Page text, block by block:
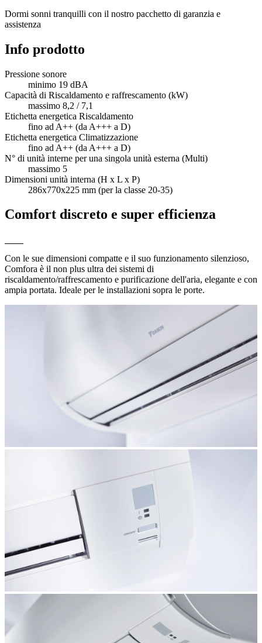
Dormi sonni tranquilli con il nostro pacchetto di garanzia e
assistenza
Info prodotto
Pressione sonore
minimo 19 dBA
Capacità di Riscaldamento e raffrescamento (kW)
massimo 8,2 / 7,1
Etichetta energetica Riscaldamento
fino ad A++ (da A+++ a D)
Etichetta energetica Climatizzazione
fino ad A++ (da A+++ a D)
N° di unità interne per una singola unità esterna (Multi)
massimo 5
Dimensioni unità interna (H x L x P)
286x770x225 mm (per la classe 20-35)
Comfort discreto e super efficienza
Con le sue dimensioni compatte e il suo funzionamento silenzioso,
Comfora è il non plus ultra dei sistemi di
riscaldamento/raffrescamento e purificazione dell'aria, elegante e con
ampia portata. Ideale per le installazioni sopra le porte.